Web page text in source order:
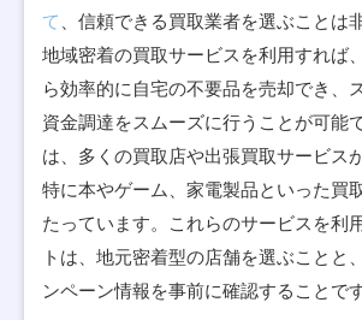
て 、信頼できる買取業者を選ぶことは
地域密着の買取サービスを利用すれば
ら効率的に自宅の不要品を売却でき、
資金調達をスムーズに行うことが可能
は、多くの買取店や出張買取サービス
特に本やゲーム、家電製品といった買
たっています。これらのサービスを利
トは、地元密着型の店舗を選ぶことと
ンペーン情報を事前に確認することです